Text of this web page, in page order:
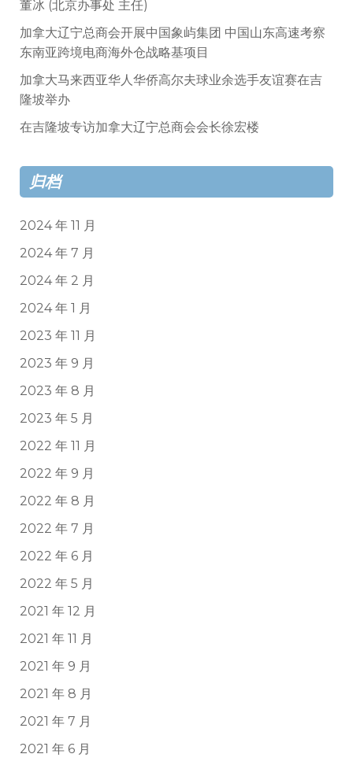
董冰 (北京办事处 主任)
加拿大辽宁总商会开展中国象屿集团 中国山东高速考察
东南亚跨境电商海外仓战略基项目
加拿大马来西亚华人华侨高尔夫球业余选手友谊赛在吉
隆坡举办
在吉隆坡专访加拿大辽宁总商会会长徐宏楼
归档
2024 年 11 月
2024 年 7 月
2024 年 2 月
2024 年 1 月
2023 年 11 月
2023 年 9 月
2023 年 8 月
2023 年 5 月
2022 年 11 月
2022 年 9 月
2022 年 8 月
2022 年 7 月
2022 年 6 月
2022 年 5 月
2021 年 12 月
2021 年 11 月
2021 年 9 月
2021 年 8 月
2021 年 7 月
2021 年 6 月